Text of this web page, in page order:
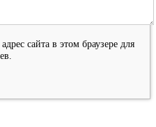
сайта в этом браузере для